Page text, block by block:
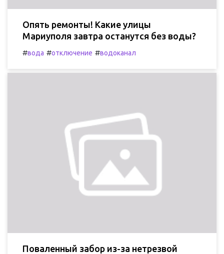
Опять ремонты! Какие улицы
Мариуполя завтра останутся без воды?
#вода #отключение #водоканал
Поваленный забор из-за нетрезвой